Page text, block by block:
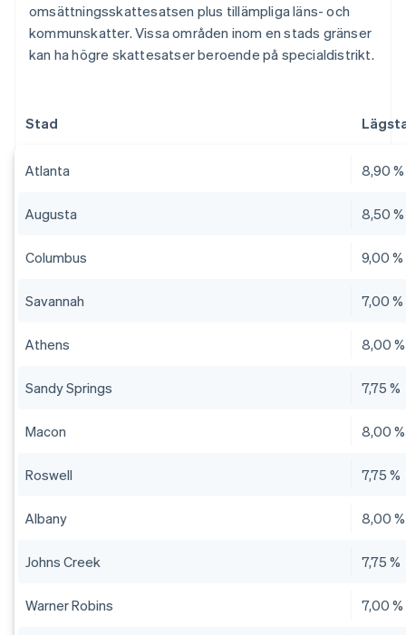
omsättningsskattesatsen plus tillämpliga läns- och
kommunskatter. Vissa områden inom en stads gränser
kan ha högre skattesatser beroende på specialdistrikt.
Stad
Atlanta 8,90 %
Augusta 8,50 %
Columbus 9,00 %
Savannah 7,00 %
Athens 8,00 %
Sandy Springs 7,75 %
Macon 8,00 %
Roswell 7,75 %
Albany 8,00 %
Johns Creek 7,75 %
Warner Robins 7,00 %